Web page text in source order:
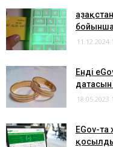
бойынша
11.12.2024
Енді
18.05.2023
EGov-